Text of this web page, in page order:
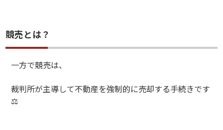
競売とは？
一方で競売は、
裁判所が主導して不動産を強制的に売却する手続きです
⚖️